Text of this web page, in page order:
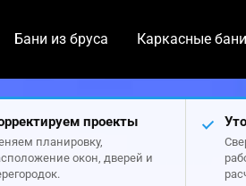
Бани из бруса Каркасные бани
проекты
планировку,
окон, дверей и